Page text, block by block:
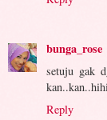
bunga_rose
setuju gak
Reply